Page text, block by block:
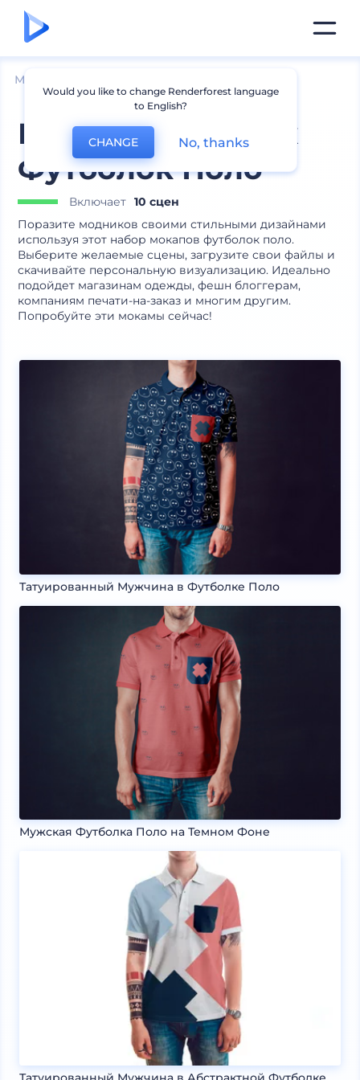
Мокапы
Мокапы Мужских
Футболок Поло
Включает 10 сцен
Поразите модников своими стильными дизайнами
используя этот набор мокапов футболок поло.
Выберите желаемые сцены, загрузите свои файлы и
скачивайте персональную визуализацию. Идеально
подойдет магазинам одежды, фешн блоггерам,
компаниям печати-на-заказ и многим другим.
Попробуйте эти мокамы сейчас!
Татуированный Мужчина в Футболке Поло
Мужская Футболка Поло на Темном Фоне
Would you like to change Renderforest language
to English?
CHANGE No, thanks